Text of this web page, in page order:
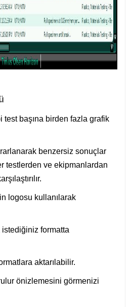
test başına birden fazla grafik
benzersiz sonuçlar
testlerden ve ekipmanlardan
logosu kullanılarak
formatta
aktarılabilir.
önizlemesini görmenizi